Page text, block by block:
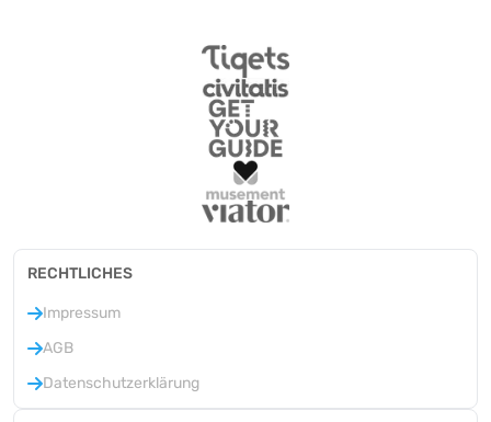
RECHTLICHES
Impressum
AGB
Datenschutzerklärung